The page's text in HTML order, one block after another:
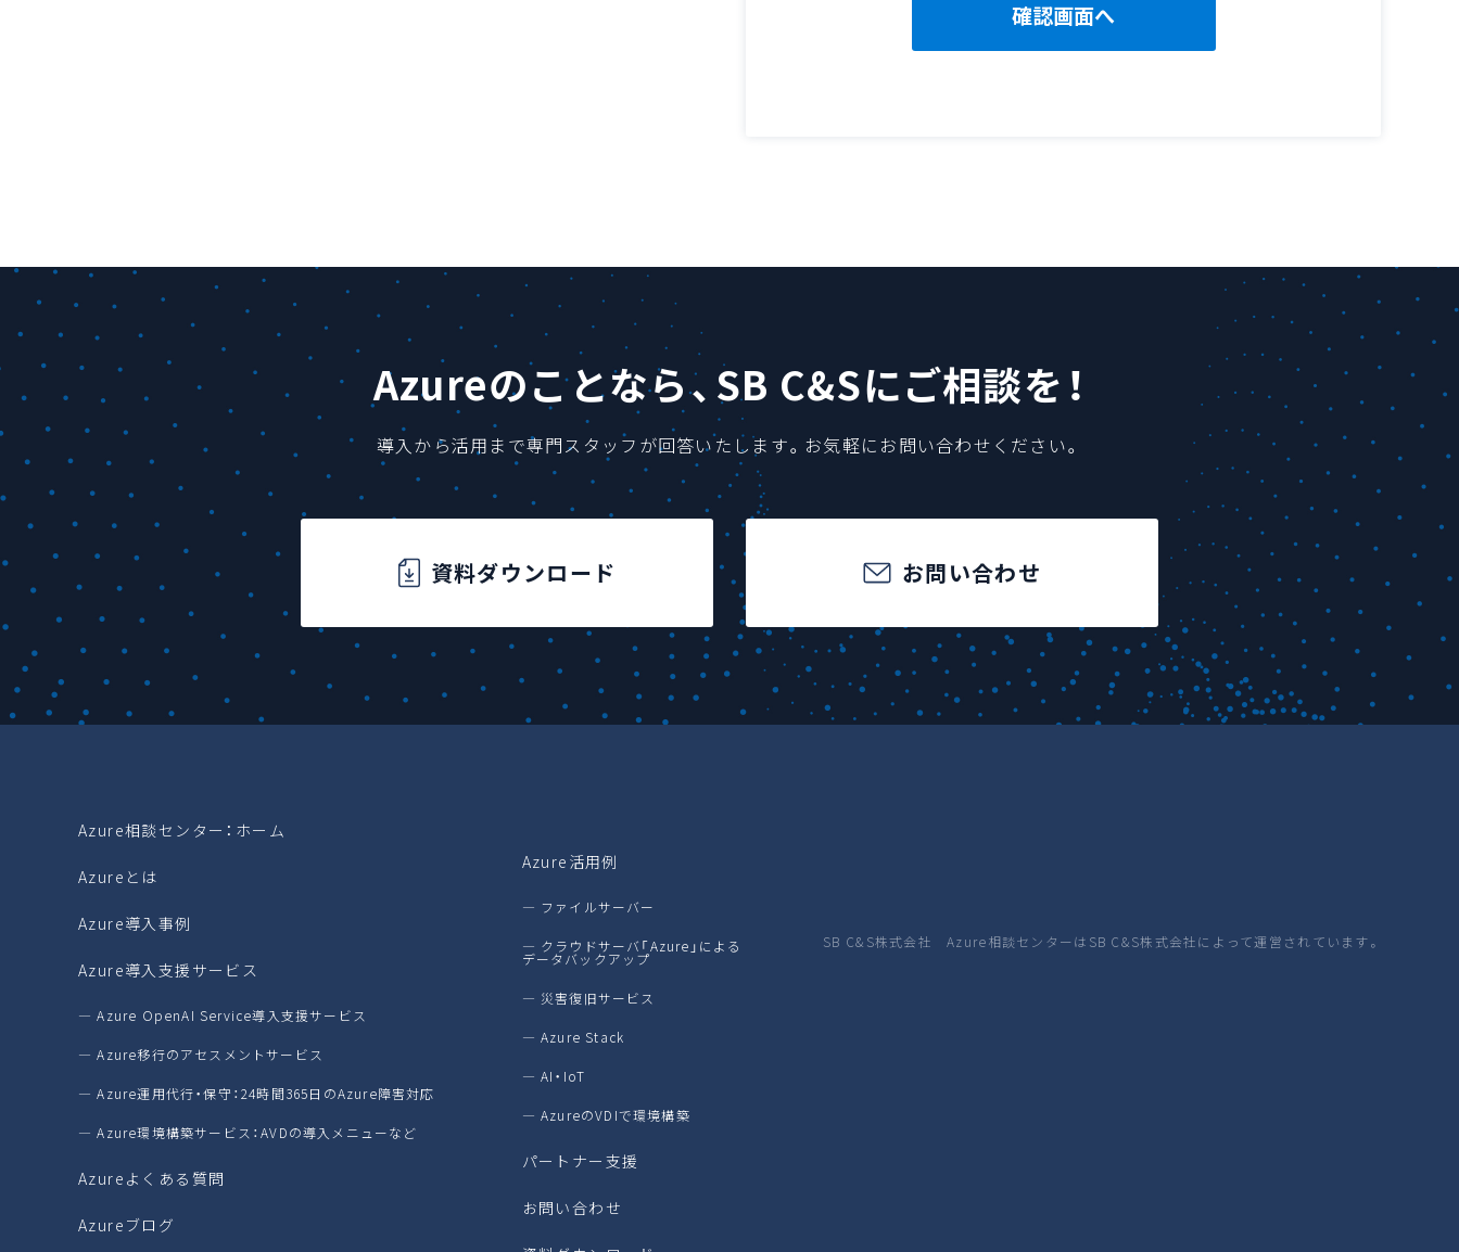
Azureのことなら、 SB C&Sにご相談を！
導入から活用まで専門スタッフが回答いたします。 お気軽にお問い合わせください。
資料ダウンロード お問い合わせ
Azure相談センター：ホーム
Azureとは
Azure導入事例
Azure導入支援サービス
― Azure OpenAI Service導入支援サービス
― Azure移行のアセスメントサービス
― Azure運用代行・保守：24時間365日のAzure障害対応
― Azure環境構築サービス：AVDの導入メニューなど
Azureよくある質問
Azureブログ
Azure活用例
― ファイルサーバー
― クラウドサーバ「Azure」による
データバックアップ
― 災害復旧サービス
― Azure Stack
― AI・IoT
― AzureのVDIで環境構築
パートナー支援
お問い合わせ
SB C&S株式会社 Azure相談センターはSB C&S株式会社によって運営されています。